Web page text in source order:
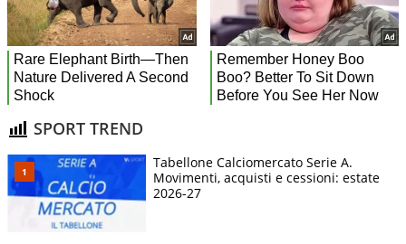
SPORT TREND
Tabellone Calciomercato Serie A.
Movimenti, acquisti e cessioni: estate
2026-27